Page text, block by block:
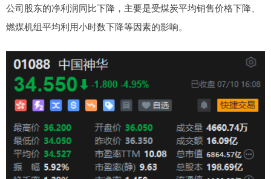
公司股东的净利润同比下降，主要是受煤炭平均销售价格下降、
燃煤机组平均利用小时数下降等因素的影响。